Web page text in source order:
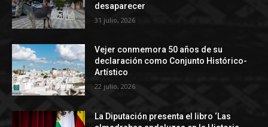
desaparecer
31 julio, 2026
Vejer conmemora 50 años de su
declaración como Conjunto Histórico-
Artístico
22 julio, 2026
La Diputación presenta el libro ‘Las